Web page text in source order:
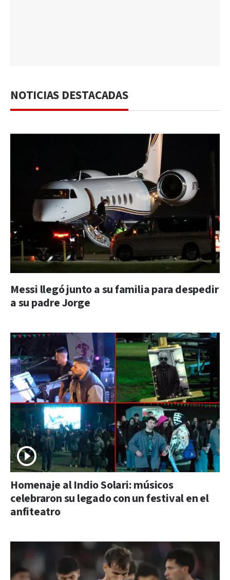
NOTICIAS DESTACADAS
Messi llegó junto a su familia para despedir
a su padre Jorge
Homenaje al Indio Solari: músicos
celebraron su legado con un festival en el
anfiteatro